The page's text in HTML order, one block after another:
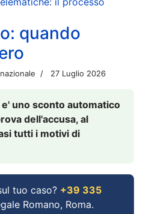
quando
27 Luglio 2026
uno sconto automatico
dell'accusa, al
tutti i motivi di
tuo caso? +39 335
Romano, Roma.